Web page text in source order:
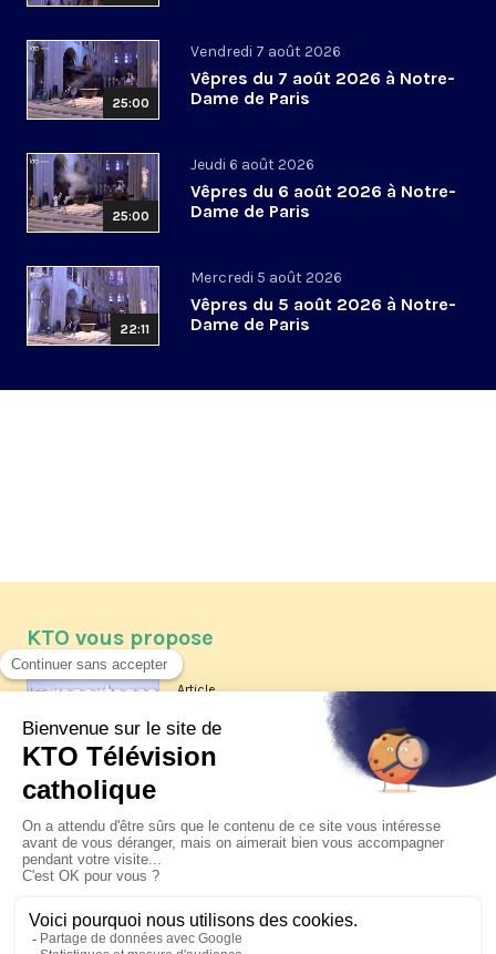
25:00
Vendredi 7 août 2026
Vêpres du 7 août 2026 à Notre-
Dame de Paris
25:00
Jeudi 6 août 2026
Vêpres du 6 août 2026 à Notre-
Dame de Paris
22:11
Mercredi 5 août 2026
Vêpres du 5 août 2026 à Notre-
Dame de Paris
KTO vous propose
Article
Les reportages d'été 2026 de KTO
La visite pastorale du pape Léon
XIV à Assise à suivre sur KTO le
jeudi 6 août
Le pape en Uruguay, Argentine et
Pérou du 6 au 17 novembre 2026